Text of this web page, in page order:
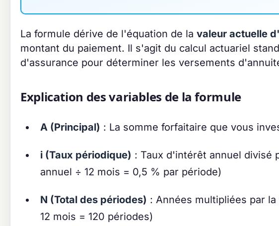
La formule dérive de l'équation de la valeur actuelle
montant du paiement. Il s'agit du calcul actuariel
d'assurance pour déterminer les versements
Explication des variables de la formule
A (Principal) : La somme forfaitaire que vous
i (Taux périodique) : Taux d'intérêt annuel divisé
annuel ÷ 12 mois = 0,5 % par période)
N (Total des périodes) : Années multipliées par
12 mois = 120 périodes)